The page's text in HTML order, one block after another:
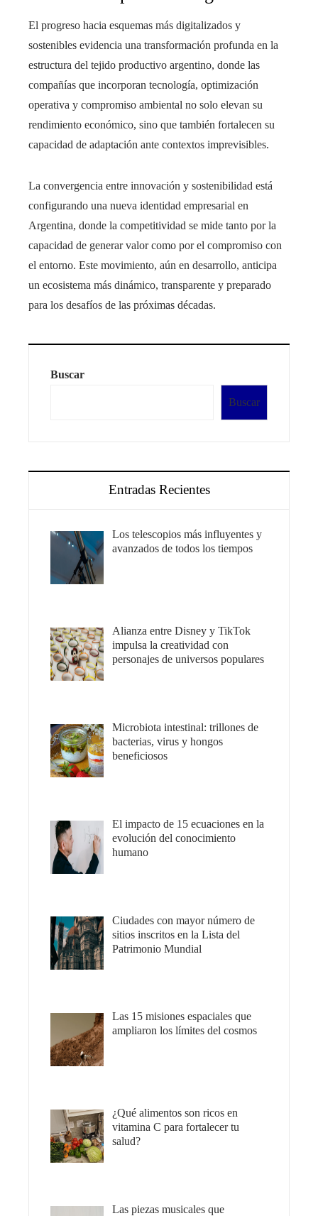
El progreso hacia esquemas más digitalizados y
sostenibles evidencia una transformación profunda en la
estructura del tejido productivo argentino, donde las
compañías que incorporan tecnología, optimización
operativa y compromiso ambiental no solo elevan su
rendimiento económico, sino que también fortalecen su
capacidad de adaptación ante contextos imprevisibles.
La convergencia entre innovación y sostenibilidad está
configurando una nueva identidad empresarial en
Argentina, donde la competitividad se mide tanto por la
capacidad de generar valor como por el compromiso con
el entorno. Este movimiento, aún en desarrollo, anticipa
un ecosistema más dinámico, transparente y preparado
para los desafíos de las próximas décadas.
Buscar
Buscar
Entradas Recientes
Los telescopios más influyentes y
avanzados de todos los tiempos
Alianza entre Disney y TikTok
impulsa la creatividad con
personajes de universos populares
Microbiota intestinal: trillones de
bacterias, virus y hongos
beneficiosos
El impacto de 15 ecuaciones en la
evolución del conocimiento
humano
Ciudades con mayor número de
sitios inscritos en la Lista del
Patrimonio Mundial
Las 15 misiones espaciales que
ampliaron los límites del cosmos
¿Qué alimentos son ricos en
vitamina C para fortalecer tu
salud?
Las piezas musicales que